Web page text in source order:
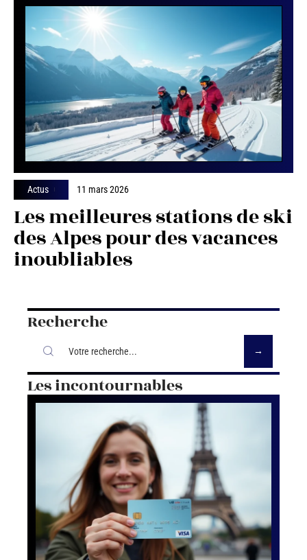
Actus 11 mars 2026
Les meilleures stations de ski
des Alpes pour des vacances
inoubliables
Recherche
Les incontournables